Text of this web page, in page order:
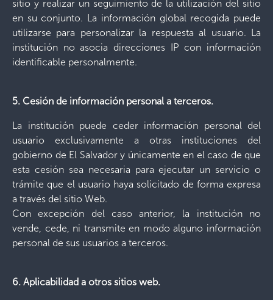
sitio y realizar un seguimiento de la utilización del sitio
en su conjunto. La información global recogida puede
utilizarse para personalizar la respuesta al usuario. La
institución no asocia direcciones IP con información
identificable personalmente.
5. Cesión de información personal a terceros.
La institución puede ceder información personal del
usuario exclusivamente a otras instituciones del
gobierno de El Salvador y únicamente en el caso de que
esta cesión sea necesaria para ejecutar un servicio o
trámite que el usuario haya solicitado de forma expresa
a través del sitio Web.
Con excepción del caso anterior, la institución no
vende, cede, ni transmite en modo alguno información
personal de sus usuarios a terceros.
6. Aplicabilidad a otros sitios web.